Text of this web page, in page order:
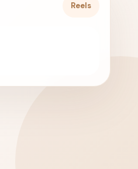
Reels